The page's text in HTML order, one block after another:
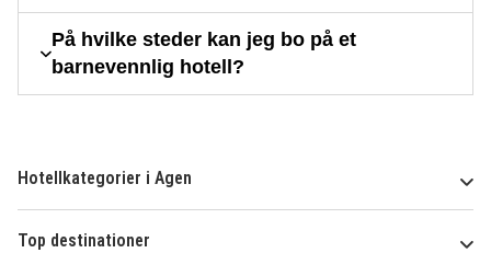
På hvilke steder kan jeg bo på et
barnevennlig hotell?
Hotellkategorier i Agen
Top destinationer